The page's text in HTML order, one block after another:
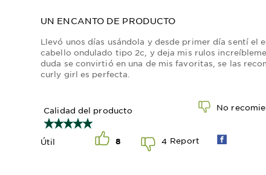
UN ENCANTO DE PRODUCTO
Llevó unos días usándola y desde primer día sentí el
cabello ondulado tipo 2c, y deja mis rulos
duda se convirtió en una de mis favoritas, se las
curly girl es perfecta.
Calidad del producto No
Útil 8 4 Report